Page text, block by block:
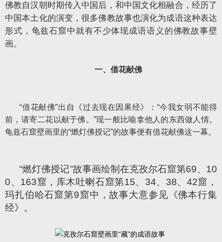
佛教自汉朝时期传入中国后，和中国文化相融合，经历了
中国本土化的演变，很多佛教故事也演化为成语这种表达
形式，龟兹石窟中就有不少体现成语语义的佛教故事壁
画。
一、借花献佛
“借花献佛”出自《过去现在因果经》：“今我女弱不能得
前，请寄二花以献于佛。”现一般比喻拿他人的东西做人情。
龟兹石窟壁画里的“燃灯佛授记”的故事便有借花献佛这一幕。
“燃灯佛授记”故事画绘制在克孜尔石窟第69、10
0、163窟，库木吐喇石窟第15、34、38、42窟，
玛扎伯哈石窟第9窟中，故事大意参见《佛本行集
经》。